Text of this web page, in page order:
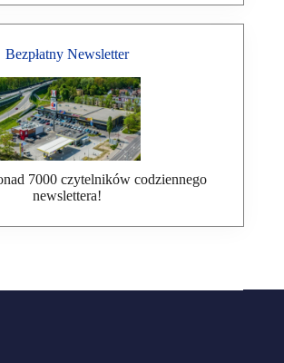
Bezpłatny Newsletter
7000 czytelników codziennego
newslettera!